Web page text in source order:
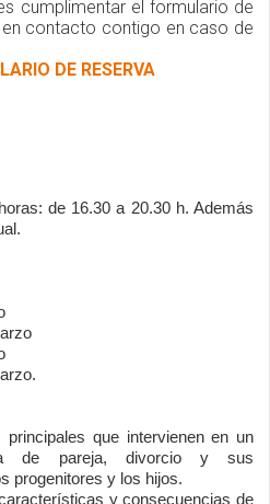
cumplimentar el formulario de
contacto contigo en caso de
DE RESERVA
de 16.30 a 20.30 h. Además
principales que intervienen en un
de pareja, divorcio y sus
progenitores y los hijos.
y consecuencias de